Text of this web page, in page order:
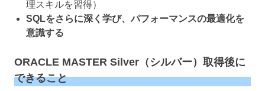
理スキルを習得）
SQLをさらに深く学び、パフォーマンスの最適化を
意識する
ORACLE MASTER Silver（シルバー）取得後に
できること